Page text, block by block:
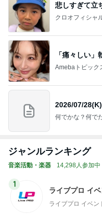
悲しすぎて立
クロオフィシャ
「痛々しい
Amebaトピック
2026/07/
何でかな？何で
ジャンルランキング
音楽活動・楽器 14,298人参加中
1
ライブプロ イ
ライブプロ イベン